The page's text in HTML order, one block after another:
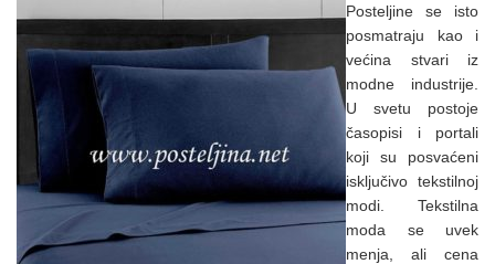
Posteljine se isto
posmatraju kao i
većina stvari iz
modne industrije.
U svetu postoje
časopisi i portali
koji su posvaćeni
isključivo tekstilnoj
modi. Tekstilna
moda se uvek
menja, ali cena